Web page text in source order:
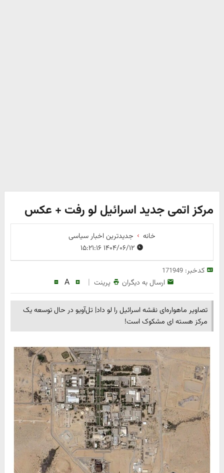
مرکز اتمی جدید اسرائیل لو رفت + عکس
خانه
جدیدترین اخبار سیاسی
۱۴۰۴/۰۶/۱۲ ۱۵:۲۱:۱۶
کدخبر:171949
ارسال به دیگران پرینت |
A
تصاویر ماهواره‌ای نقشه اسرائیل را لو داد| تل‌آویو در حال توسعه یک
مرکز هسته ای مشکوک است!